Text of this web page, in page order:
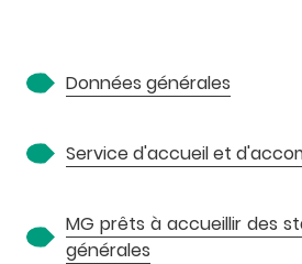
Données générales
Service d'accueil et
MG prêts à accueillir des
générales